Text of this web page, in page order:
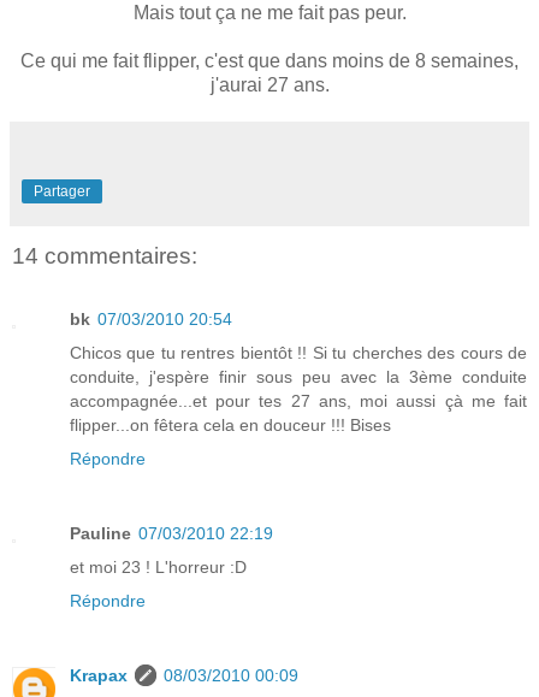
Mais tout ça ne me fait pas peur.
Ce qui me fait flipper, c'est que dans moins de 8 semaines,
j'aurai 27 ans.
Partager
14 commentaires:
bk 07/03/2010 20:54
Chicos que tu rentres bientôt !! Si tu cherches des cours de
conduite, j'espère finir sous peu avec la 3ème conduite
accompagnée...et pour tes 27 ans, moi aussi çà me fait
flipper...on fêtera cela en douceur !!! Bises
Répondre
Pauline 07/03/2010 22:19
et moi 23 ! L'horreur :D
Répondre
Krapax
08/03/2010 00:09